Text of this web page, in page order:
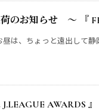
のお知らせ ～ 『
昼は、ちょっと遠出して
J.LEAGUE AWARDS 』